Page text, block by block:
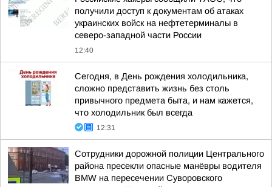
получили доступ к документам об атаках
украинских войск на нефтетерминалы в
северо-западной части России
12:40
Сегодня, в День рождения холодильника,
сложно представить жизнь без столь
привычного предмета быта, и нам кажется,
что холодильник был всегда
12:31
Сотрудники дорожной полиции Центрального
района пресекли опасные манёвры водителя
BMW на пересечении Суворовского